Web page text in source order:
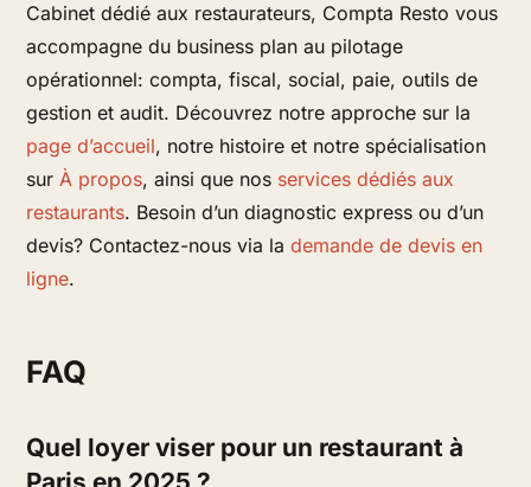
Cabinet dédié aux restaurateurs, Compta Resto vous
accompagne du business plan au pilotage
opérationnel: compta, fiscal, social, paie, outils de
gestion et audit. Découvrez notre approche sur la
page d’accueil, notre histoire et notre spécialisation
surÀ propos, ainsi que nos services dédiés aux
restaurants. Besoin d’un diagnostic express ou d’un
devis? Contactez-nous via lademande de devis en
ligne.
FAQ
Quel loyer viser pour un restaurant à